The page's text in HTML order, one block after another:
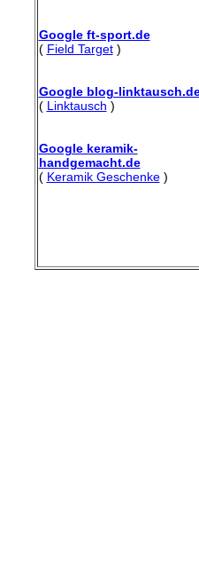
Google ft-sport.de
( Field Target)
Google blog-
( Linktausch )
Google keramik-
handgemacht.de
( Keramik Geschenke)